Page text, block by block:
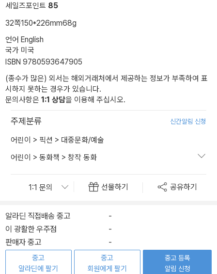
세일즈포인트 85
32쪽150*226mm68g
언어 English
국가 미국
ISBN 9780593647905
(종수가 많은) 외서는 해외거래처에서 제공하는 정보가 부족하여 표
시하지 못하는 경우가 있습니다.
문의사항은 1:1 상담을 이용해 주십시오.
주제분류 신간알림 신청
어린이 > 픽션 > 대중문화/예술
어린이 > 동화책 > 창작 동화
선물하기 공유하기
알라딘 직접배송 중고
-
이 광활한 우주점
-
판매자 중고
-
중고
알라딘에 팔기
중고
회원에게 팔기
중고 등록
알림 신청